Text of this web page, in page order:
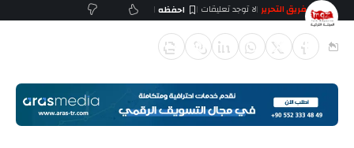
آخر تحديث يناير 2, 2018 4:32 م
فريق التحرير لا توجد تعليقات